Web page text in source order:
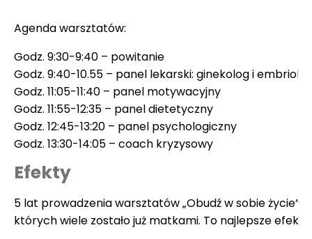
Agenda warsztatów:
Godz. 9:30-9:40 – powitanie
Godz. 9:40-10.55 – panel lekarski: ginekolog i
Godz. 11:05-11:40 – panel motywacyjny
Godz. 11:55-12:35 – panel dietetyczny
Godz. 12:45-13:20 – panel psychologiczny
Godz. 13:30-14:05 – coach kryzysowy
Efekty
5 lat prowadzenia warsztatów „Obudź w sobie życie”
których wiele zostało już matkami. To najlepsze